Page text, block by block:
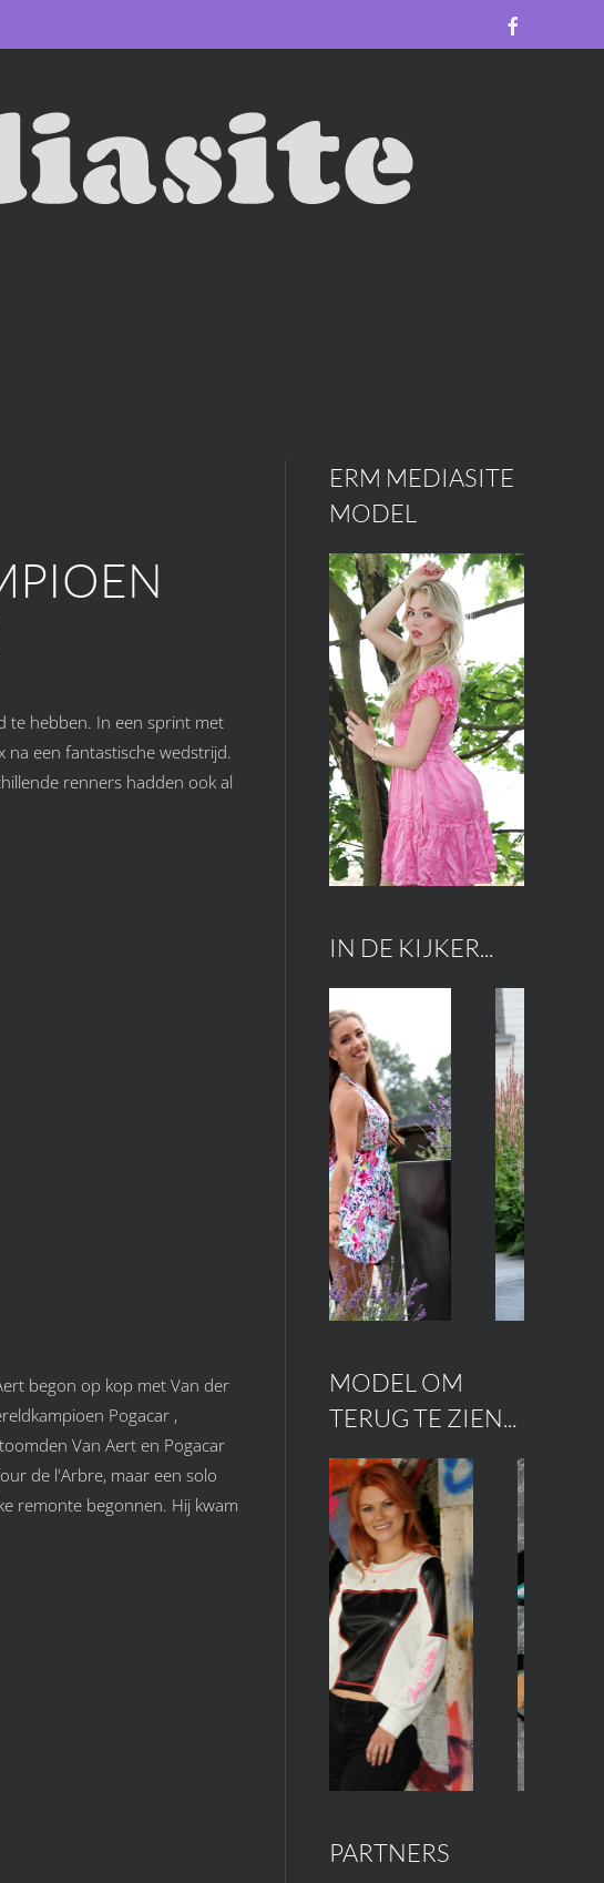
te hebben. In een sprint met
na een fantastische wedstrijd.
renners hadden ook al
begon op kop met Van der
Pogacar ,
Van Aert en Pogacar
de l'Arbre, maar een solo
remonte begonnen. Hij kwam
ERM MEDIASITE
MODEL
IN DE KIJKER...
MODEL OM
TERUG TE ZIEN...
PARTNERS